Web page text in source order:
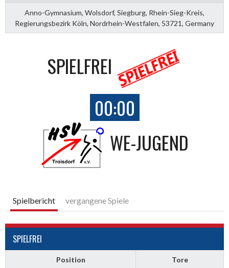
Anno-Gymnasium, Wolsdorf, Siegburg, Rhein-Sieg-Kreis,
Regierungsbezirk Köln, Nordrhein-Westfalen, 53721, Germany
SPIELFREI
00:00
WE-JUGEND
Spielbericht vergangene Spiele
SPIELFREI
Position Tore